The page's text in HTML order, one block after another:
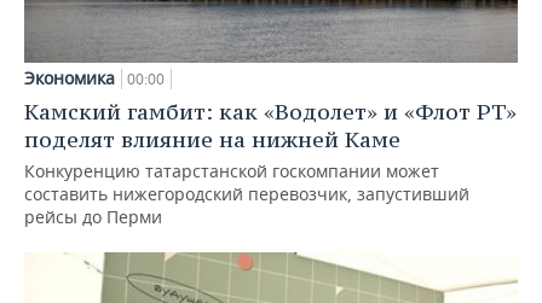
Экономика 00:00
Камский гамбит: как «Водолет» и «Флот РТ»
поделят влияние на нижней Каме
Конкуренцию татарстанской госкомпании может
составить нижегородский перевозчик, запустивший
рейсы до Перми